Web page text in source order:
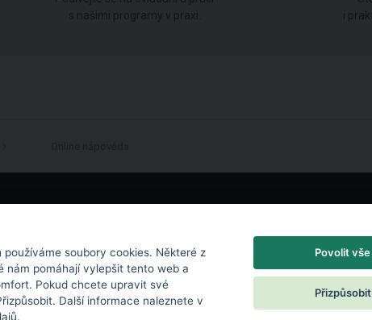
údajů
soubory cookies. Některé z
nám pomáhají vylepšit tento web a
Pokud chcete upravit své
Další informace naleznete v
.
Povolit vše
Přizpůsobit